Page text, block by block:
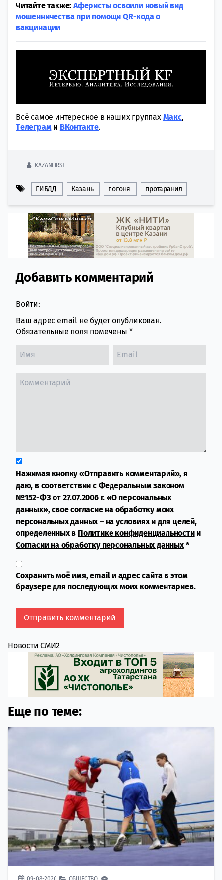
Читайте также:Аферисты освоили новый вид
мошенничества при помощи QR-кода о
вакцинации
Всё самое интересное в наших группах Макс,
Tелеграми ВКонтакте.
KAZANFIRST
ГИБДД Казань погоня протаранил
Comment section
Добавить комментарий
Войти:
Ваш адрес email не будет опубликован.
Обязательные поля помечены *
Нажимая кнопку «Отправить комментарий», я
даю, в соответствии с Федеральным законом
№152-ФЗ от 27.07.2006 г. «О персональных
данных», свое согласие на обработку моих
персональных данных – на условиях и для целей,
определенных в Политике конфиденциальностии
Согласии на обработку персональных данных*
Сохранить моё имя, email и адрес сайта в этом
браузере для последующих моих комментариев.
Новости СМИ2
Еще по теме:
09-08-2026 ОБЩЕСТВО